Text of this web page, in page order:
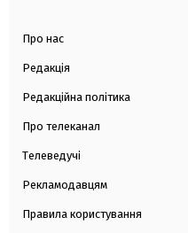
Про нас
Редакція
Редакційна політика
Про телеканал
Телеведучі
Рекламодавцям
Правила користування